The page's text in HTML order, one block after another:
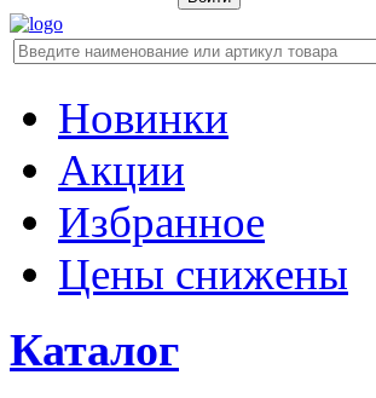
Новинки
Акции
Избранное
Цены снижены
Каталог